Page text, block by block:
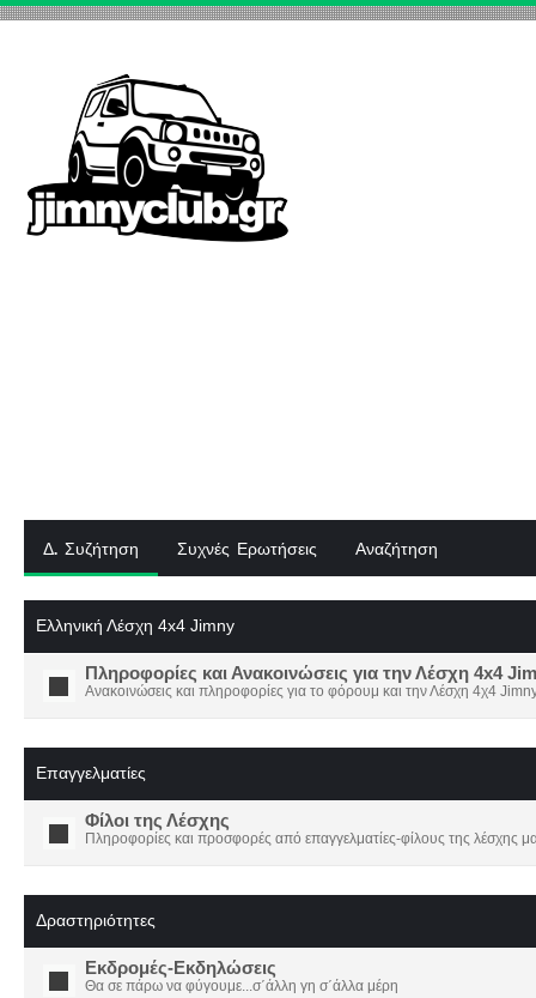
Δ. Συζήτηση Συχνές Ερωτήσεις Αναζήτηση
Ελληνική Λέσχη 4x4 Jimny
Πληροφορίες και Ανακοινώσεις για την Λέσχη 4x4
Ανακοινώσεις και πληροφορίες για το φόρουμ και την Λέσχη 4χ4
Επαγγελματίες
Φίλοι της Λέσχης
Πληροφορίες και προσφορές από επαγγελματίες-φίλους της λέσχης
Δραστηριότητες
Εκδρομές-Εκδηλώσεις
Θα σε πάρω να φύγουμε...σ΄άλλη γη σ΄άλλα μέρη